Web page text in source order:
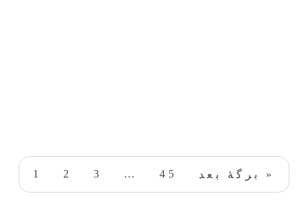
1 2 3 … 45 برگهٔ بعد »